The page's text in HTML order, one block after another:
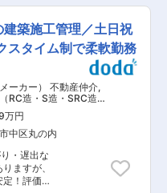
ョンで実
だき、先
1人立ち
提案をし
入力業務
客様対応
。また、
方に相談
の向上が
半）／副
）、その
材の部品
と特注品
質チェック
研修を進
し、スキ
→係長→
できます
与に反映
査課長に
でなく幅
■社
ー：女性3
場です。
想いが熱
建築施工管理／土日祝
スタイム制で柔軟勤務
ーカー） 不動産仲介,
RC造・S造・SRC造）
木造）
万円
中区丸の内
・遅出な
ますが、
！評価制